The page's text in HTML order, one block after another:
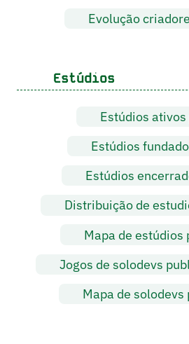
Evolução
Estúdios
Estúdios
Estúdios
Estúdios
Distribuição de
Mapa de
Jogos de solodevs
Mapa de